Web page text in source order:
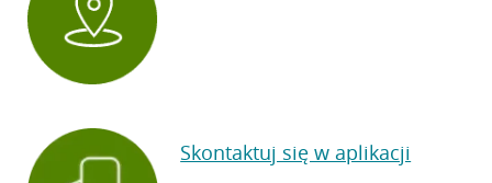
Skontaktuj się w aplikacji